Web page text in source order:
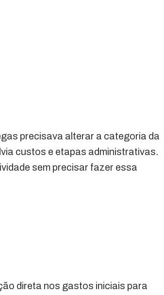
precisava alterar a categoria da
custos e etapas administrativas.
sem precisar fazer essa
direta nos gastos iniciais para